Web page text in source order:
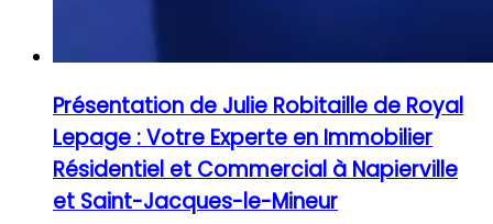
Présentation de Julie Robitaille de Royal
Lepage : Votre Experte en Immobilier
Résidentiel et Commercial à Napierville
et Saint-Jacques-le-Mineur